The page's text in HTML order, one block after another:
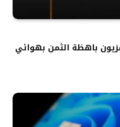
باهظة الثمن بهوائي